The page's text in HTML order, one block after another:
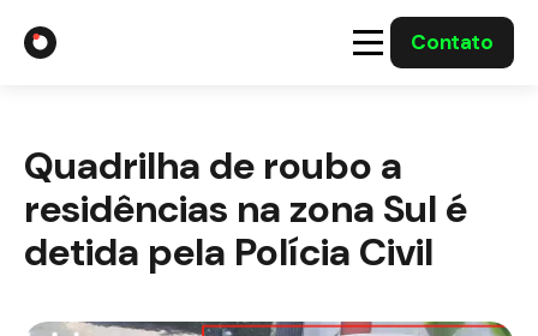
Contato
Soluções
Integrações com o Governo
Quadrilha de roubo a
residências na zona Sul é
detida pela Polícia Civil